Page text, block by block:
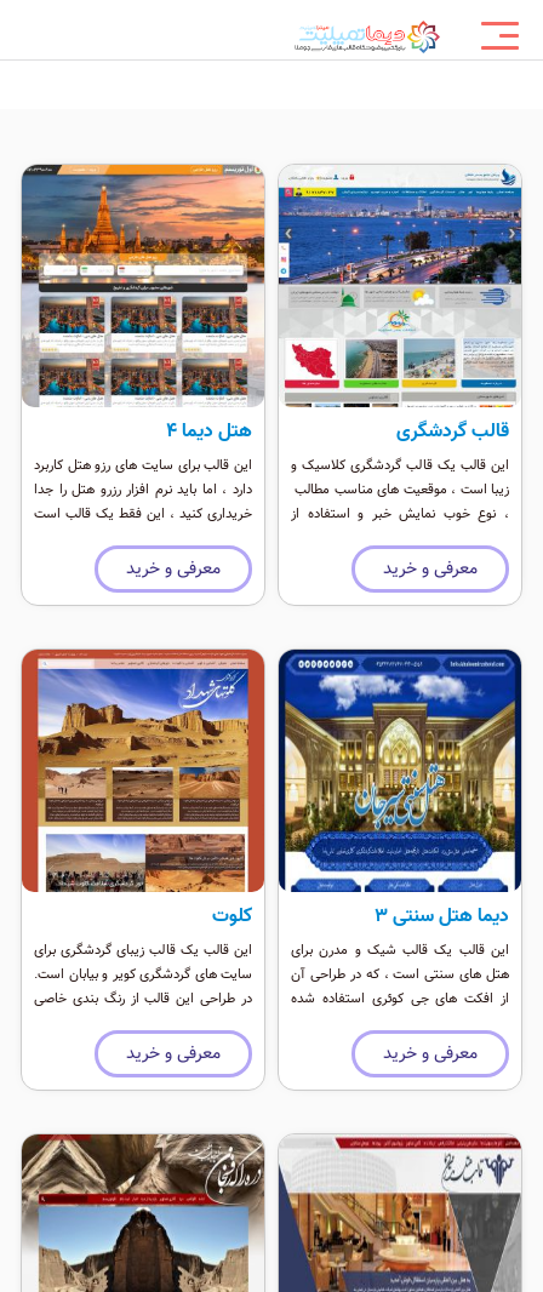
قالب گردشگری
این قالب یک قالب گردشگری کلاسیک و
زیبا است ، موقعیت های مناسب مطالب
، نوع خوب نمایش خبر و استفاده از
معرفی و خرید
هتل دیما 4
این قالب برای سایت های رزو هتل کاربرد
دارد ، اما باید نرم افزار رزرو هتل را جدا
خریداری کنید ، این فقط یک قالب است
معرفی و خرید
دیما هتل سنتی 3
این قالب یک قالب شیک و مدرن برای
هتل های سنتی است ، که در طراحی آن
از افکت های جی کوئری استفاده شده
زیادی دارد و برای هتل داری ، بیمارستان و
اماکن تفریحی کاربرد دارد.
معرفی و خرید
کلوت
این قالب یک قالب زیبای گردشگری برای
سایت های گردشگری کویر و بیابان است.
در طراحی این قالب از رنگ بندی خاصی
این قالب موقعیت ماژول فراوان بهمراه
ماژول های زیبای تخصصی را در خود دارد.
معرفی و خرید